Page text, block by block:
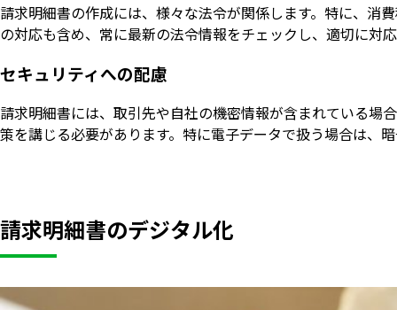
請求明細書の作成には、様々な法令が関係します。特に、消
の対応も含め、常に最新の法令情報をチェックし、適切に対
セキュリティへの配慮
請求明細書には、取引先や自社の機密情報が含まれている場
策を講じる必要があります。特に電子データで扱う場合は、
請求明細書のデジタル化